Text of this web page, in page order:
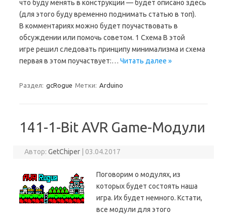
что буду менять в конструкции — будет описано здесь
(для этого буду временно поднимать статью в топ).
В комментариях можно будет поучаствовать в
обсуждении или помочь советом. 1 Схема В этой
игре решил следовать принципу минимализма и схема
первая в этом поучаствует:… Читать далее »
Раздел: gcRogue Метки: Arduino
141-1-Bit AVR Game-Модули
Автор:GetChiper 03.04.2017
Поговорим о модулях, из
которых будет состоять наша
игра. Их будет немного. Кстати,
все модули для этого